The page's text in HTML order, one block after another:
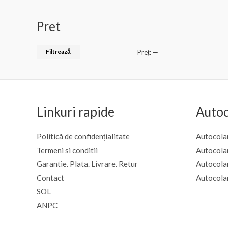
Pret
Filtrează Preț: —
Linkuri rapide
Politică de confidențialitate
Termeni si conditii
Garantie. Plata. Livrare. Retur
Contact
SOL
ANPC